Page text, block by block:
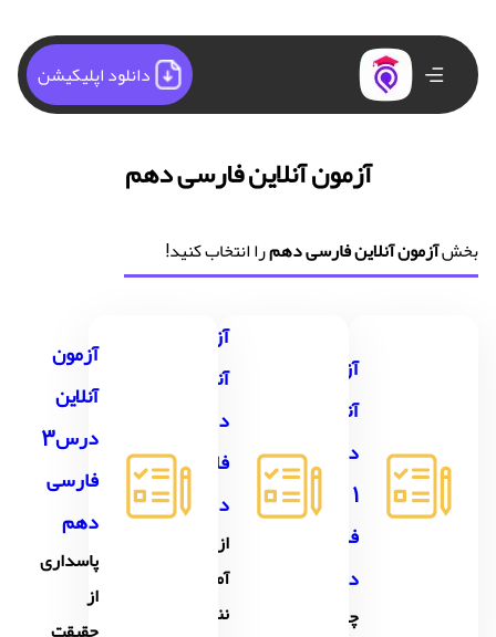
دانلود اپلیکیشن
آزمون آنلاین فارسی دهم
بخشآزمون آنلاین فارسی دهمرا انتخاب کنید!
آزمون
آنلاین
درس
1
فارسی
دهم
چشمه
آزمون
آنلاین
فارسی
دهم
از
آموختن،
ننگ
آزمون
آنلاین
درس3
فارسی
دهم
پاسداری
از